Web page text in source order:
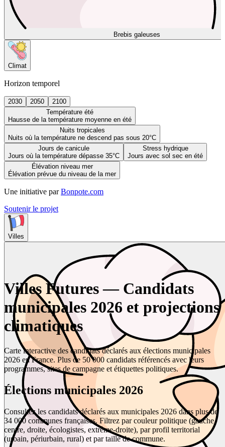
Brebis galeuses
Climat
Horizon temporel
2030 2050
2100
Température été
Hausse de la température moyenne en été
Nuits tropicales
Nuits où la température ne descend pas sous 20°C
Jours de canicule
Jours où la température dépasse 35°C
Stress hydrique
Jours avec sol sec en été
Élévation niveau mer
Élévation prévue du niveau de la mer
Une initiative par Bonpote.com
Soutenir le projet
Villes
Villes Futures — Candidats
municipales 2026 et projections
climatiques
Carte interactive des candidats déclarés aux élections municipales
2026 en France. Plus de 50 000 candidats référencés avec leurs
programmes, sites de campagne et étiquettes politiques.
Élections municipales 2026
Consultez les candidats déclarés aux municipales 2026 dans plus de
34 000 communes françaises. Filtrez par couleur politique (gauche,
centre, droite, écologistes, extrême-droite), par profil territorial
(urbain, périurbain, rural) et par taille de commune.